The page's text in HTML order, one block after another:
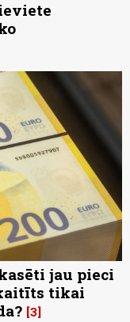
jau pieci
tikai
3